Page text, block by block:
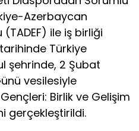
Azerbaycan
ile iş birliği
Türkiye
şehrinde, 2 Şubat
vesilesiyle
Birlik ve Gelişim
gerçekleştirildi.